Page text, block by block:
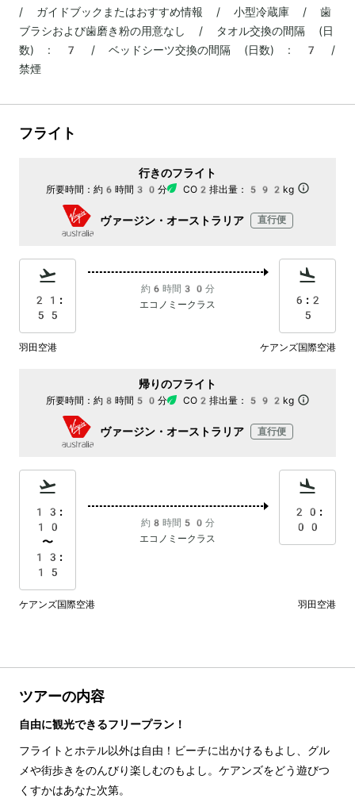
/ ガイドブックまたはおすすめ情報 / 小型冷蔵庫 / 歯
ブラシおよび歯磨き粉の用意なし / タオル交換の間隔 (日
数) : 7 / ベッドシーツ交換の間隔 (日数) : 7 /
禁煙
フライト
行きのフライト
所要時間： 約6時間30分 CO2排出量： 592kg
ヴァージン・オーストラリア 直行便
21:
55
約6時間30分
エコノミークラス
6:2
5
羽田空港 ケアンズ国際空港
帰りのフライト
所要時間： 約8時間50分 CO2排出量： 592kg
ヴァージン・オーストラリア 直行便
13:
10
〜
13:
15
約8時間50分
エコノミークラス
20:
00
ケアンズ国際空港 羽田空港
ツアーの内容
自由に観光できるフリープラン！
フライトとホテル以外は自由！ビーチに出かけるもよし、グル
メや街歩きをのんびり楽しむのもよし。ケアンズをどう遊びつ
くすかはあなた次第。